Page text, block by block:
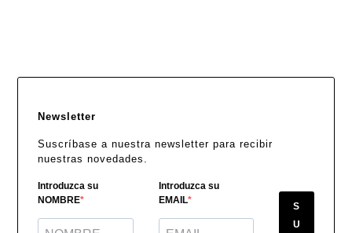
Newsletter
Suscríbase a nuestra newsletter para recibir
nuestras novedades.
Introduzca su
NOMBRE
Introduzca su
EMAIL
S
U